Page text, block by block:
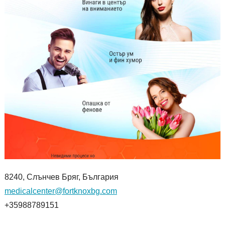
8240, Слънчев Бряг, България
medicalcenter@fortknoxbg.com
+35988789151